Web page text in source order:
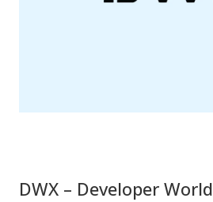
DWX – Developer World